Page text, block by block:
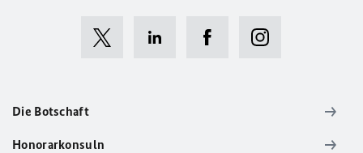
Die Botschaft
Honorarkonsuln